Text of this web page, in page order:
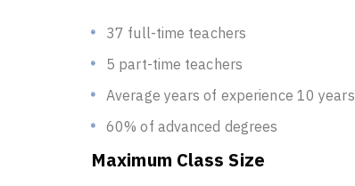
37 full-time teachers
5 part-time teachers
Average years of experience 10 years
60% of advanced degrees
Maximum Class Size